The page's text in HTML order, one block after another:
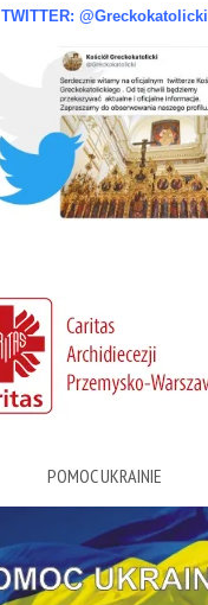
TWITTER: @Greckokatolicki
POMOC UKRAINIE